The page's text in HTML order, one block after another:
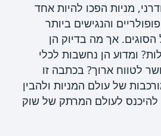
מניות הפכו להיות אחד
והנגישים ביותר
אך מה בדיוק הן
ומדוע הן נחשבות לכלי
לטווח ארוך? בכתבה זו
של עולם המניות ולהבין
להיכנס לעולם המרתק של שוק